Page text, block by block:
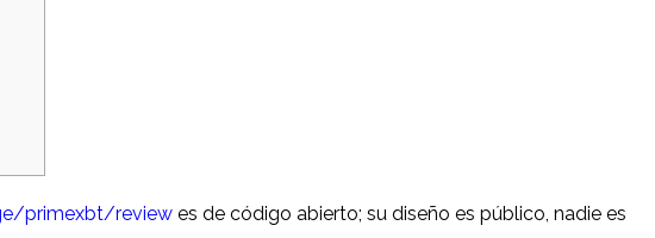
primexbt/reviewes de código abierto; su diseño es público, nadie es